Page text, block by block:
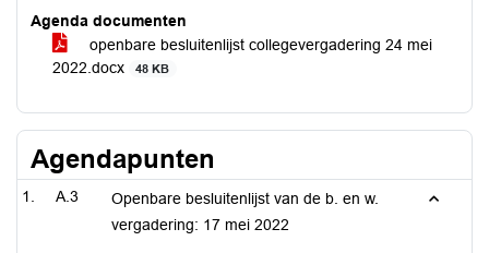
Agenda documenten
openbare besluitenlijst collegevergadering 24 mei
2022.docx
48 KB
Agendapunten
A.3
Openbare besluitenlijst van de b. en w.
vergadering: 17 mei 2022